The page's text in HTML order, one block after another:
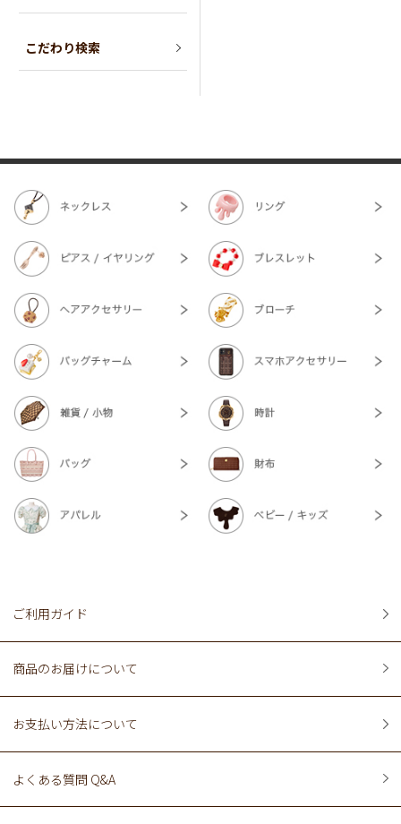
こだわり検索
ご利用ガイド
商品のお届けについて
お支払い方法について
よくある質問 Q&A